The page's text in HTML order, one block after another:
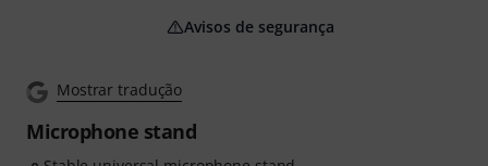
Mostrar tradução
Microphone stand
Avisos de segurança